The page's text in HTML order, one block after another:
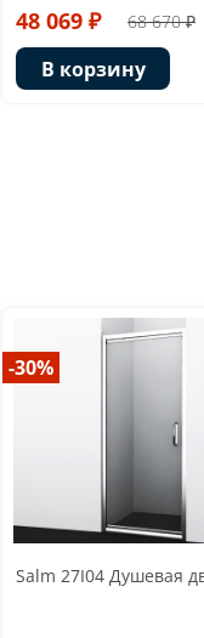
48 069 ₽ 68 670 ₽
В корзину
-30%
Salm 27I04 Душевая